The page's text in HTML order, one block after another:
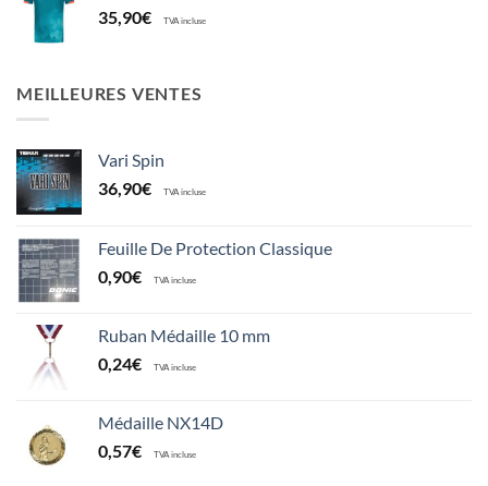
35,90€ TVA incluse
MEILLEURES VENTES
Vari Spin
36,90€ TVA incluse
Feuille De Protection Classique
0,90€ TVA incluse
Ruban Médaille 10 mm
0,24€ TVA incluse
Médaille NX14D
0,57€ TVA incluse